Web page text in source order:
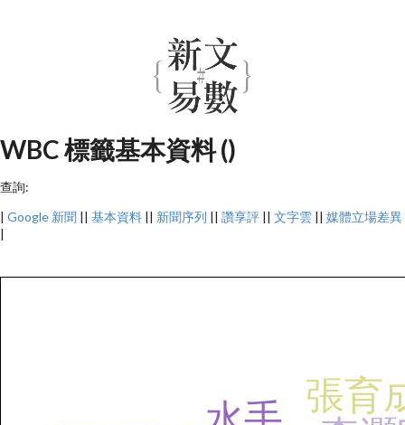
WBC 標籤基本資料 ()
查詢:
| Google 新聞 || 基本資料 || 新聞序列 || 讚享評 || 文字雲 || 媒體立場差異
|
張育